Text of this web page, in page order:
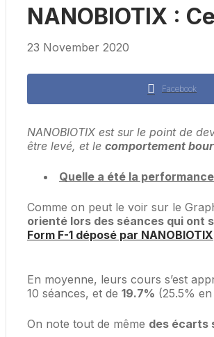
NANOBIOTIX :
23 November 2020
Facebook
NANOBIOTIX est sur le point de
être levé, et le comportement
Quelle a été la
Comme on peut le voir sur le
orienté lors des séances qui ont
Form F-1 déposé par NANOBIOTIX
En moyenne, leurs cours s’est
10 séances, et de 19.7% (25.5%
On note tout de même des écarts